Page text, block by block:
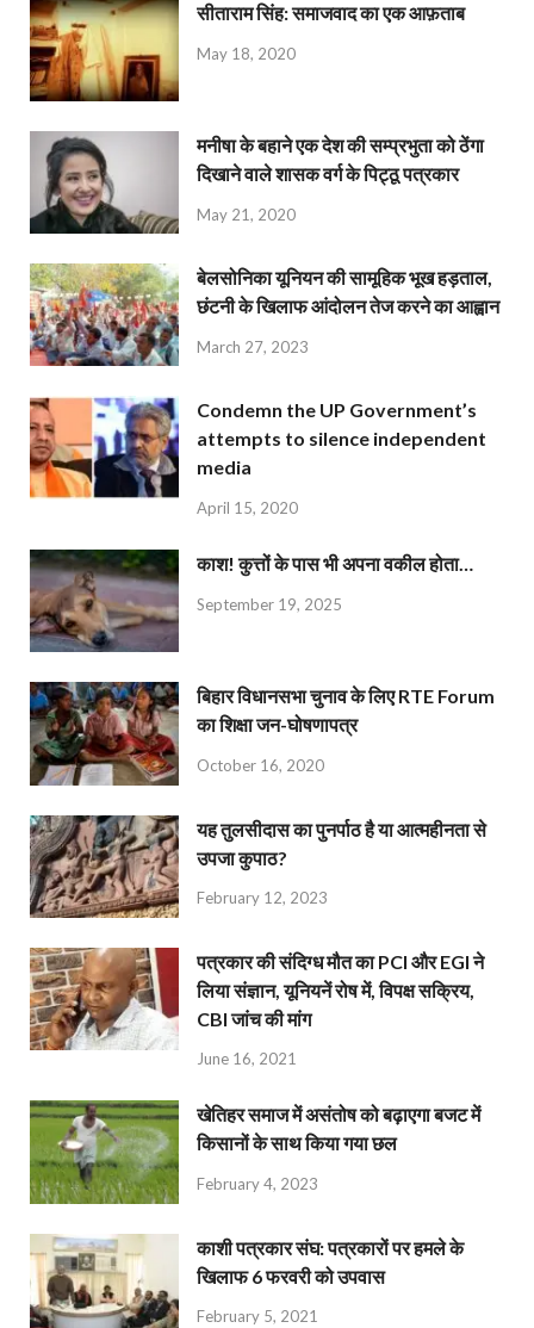
सीताराम सिंह: समाजवाद का एक आफ़ताब
May 18, 2020
मनीषा के बहाने एक देश की सम्प्रभुता को ठेंगा
दिखाने वाले शासक वर्ग के पिट्ठू पत्रकार
May 21, 2020
बेलसोनिका यूनियन की सामूहिक भूख हड़ताल,
छंटनी के खिलाफ आंदोलन तेज करने का आह्वान
March 27, 2023
Condemn the UP Government’s
attempts to silence independent
media
April 15, 2020
काश! कुत्तों के पास भी अपना वकील होता…
September 19, 2025
बिहार विधानसभा चुनाव के लिए RTE Forum
का शिक्षा जन-घोषणापत्र
October 16, 2020
यह तुलसीदास का पुनर्पाठ है या आत्महीनता से
उपजा कुपाठ?
February 12, 2023
पत्रकार की संदिग्ध मौत का PCI और EGI ने
लिया संज्ञान, यूनियनें रोष में, विपक्ष सक्रिय,
CBI जांच की मांग
June 16, 2021
खेतिहर समाज में असंतोष को बढ़ाएगा बजट में
किसानों के साथ किया गया छल
February 4, 2023
काशी पत्रकार संघ: पत्रकारों पर हमले के
खिलाफ 6 फरवरी को उपवास
February 5, 2021